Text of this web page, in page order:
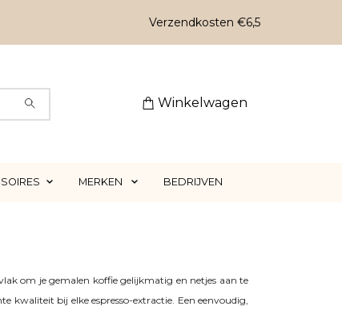
Verzendkosten €6,5
Winkelwagen
MERKEN BEDRIJVEN
om je gemalen koffie gelijkmatig en netjes aan te
kwaliteit bij elke espresso-extractie. Een eenvoudig,